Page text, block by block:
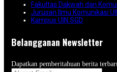
Fakultas Dakwah dan
Jurusan Ilmu Komunikasi
Kampus UIN SGD
Belangganan Newsletter
Dapatkan pemberitahuan berita